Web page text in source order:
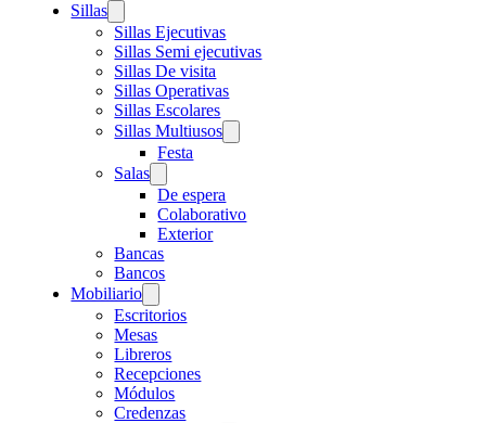
Sillas
Sillas Ejecutivas
Sillas Semi ejecutivas
Sillas De visita
Sillas Operativas
Sillas Escolares
Sillas Multiusos
Festa
Salas
De espera
Colaborativo
Exterior
Bancas
Bancos
Mobiliario
Escritorios
Mesas
Libreros
Recepciones
Módulos
Credenzas